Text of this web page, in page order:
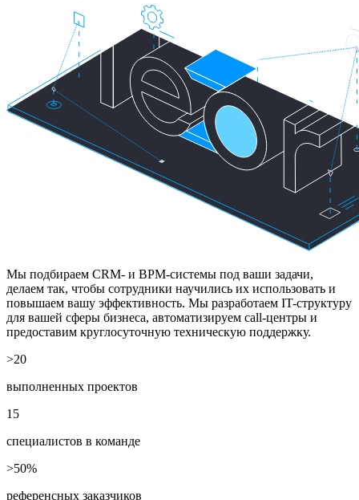
Мы подбираем CRM- и BPM-системы под ваши задачи,
делаем так, чтобы сотрудники научились их использовать и
повышаем вашу эффективность. Мы разработаем IT-структуру
для вашей сферы бизнеса, автоматизируем call-центры и
предоставим круглосуточную техническую поддержку.
>20
выполненных проектов
15
специалистов в команде
>50%
референсных заказчиков